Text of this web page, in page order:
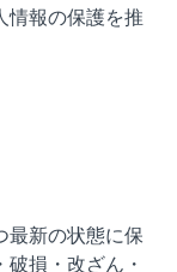
情報の保護を推
最新の状態に保
損・改ざん・